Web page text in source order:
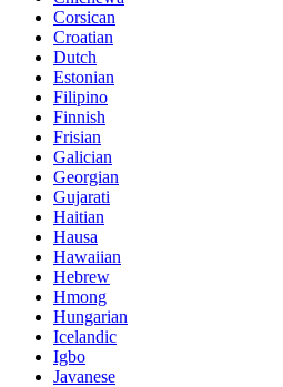
Corsican
Croatian
Dutch
Estonian
Filipino
Finnish
Frisian
Galician
Georgian
Gujarati
Haitian
Hausa
Hawaiian
Hebrew
Hmong
Hungarian
Icelandic
Igbo
Javanese